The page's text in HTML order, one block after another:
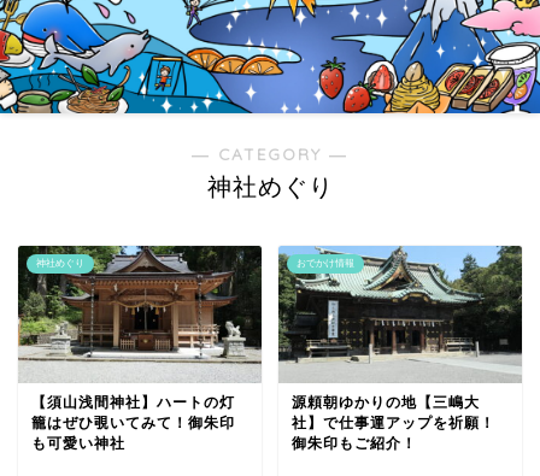
― CATEGORY ―
神社めぐり
神社めぐり
【須山浅間神社】ハートの灯
籠はぜひ覗いてみて！御朱印
も可愛い神社
おでかけ情報
源頼朝ゆかりの地【三嶋大
社】で仕事運アップを祈願！
御朱印もご紹介！